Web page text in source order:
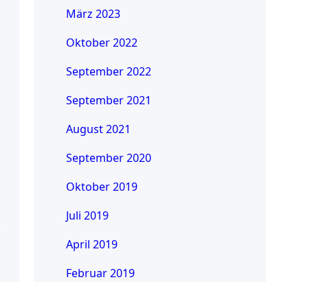
März 2023
Oktober 2022
September 2022
September 2021
August 2021
September 2020
Oktober 2019
Juli 2019
April 2019
Februar 2019